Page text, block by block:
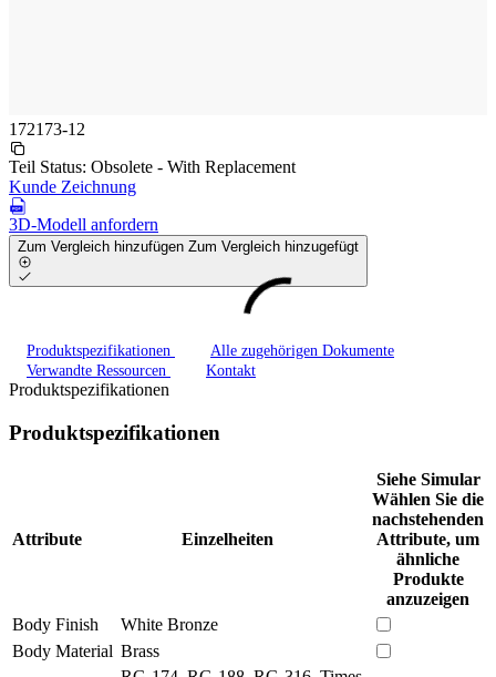
172173-12
Teil Status: Obsolete - With Replacement
Kunde Zeichnung
3D-Modell anfordern
Zum Vergleich hinzufügen Zum Vergleich hinzugefügt
Produktspezifikationen
Alle zugehörigen Dokumente
Verwandte Ressourcen
Kontakt
Produktspezifikationen
Produktspezifikationen
Attribute Einzelheiten
Siehe Simular
Wählen Sie die
nachstehenden
Attribute, um
ähnliche
Produkte
anzuzeigen
Body Finish
White Bronze
Body Material Brass